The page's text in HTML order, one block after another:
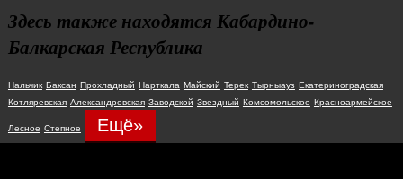
Здесь также находятся Кабардино-
Балкарская Республика
Нальчик Баксан Прохладный Нарткала Майский Терек Тырныауз Екатериноградская
Котляревская Александровская Заводской Звездный Комсомольское Красноармейское
Лесное Степное Ещё»